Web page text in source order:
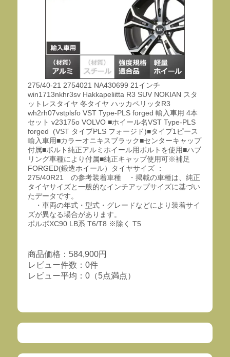
275/40-21 2754021 NA430699 21インチ
win1713nkhr3sv Hakkapeliitta R3 SUV NOKIAN スタ
ットレスタイヤ 冬タイヤ ハッカペリッタR3
wh2rh07vstplsfo VST Type-PLS forged 輸入車用 4本
セット v23175o VOLVO ■ホイール名VST Type-PLS
forged (VST タイプPLS フォージド)■タイプ1ピース
輸入車用■カラーオニキスブラック■センターキャップ
付属■ボルト純正アルミホイール用ボルトを使用■ハブ
リング車種により付属■純正キャップ使用可※補足
FORGED(鍛造ホイール）タイヤサイズ ：
275/40R21 の参考装着車種 ・掲載の車種は、純正
タイヤサイズと一般的なインチアップサイズに基づい
たデータです。
・車両の年式・型式・グレードなどにより装着サイ
ズが異なる場合があります。
ボルボXC90 LB系 T6/T8 ※除く T5
商品価格：584,900円
レビュー件数：0件
レビュー平均：0（5点満点）